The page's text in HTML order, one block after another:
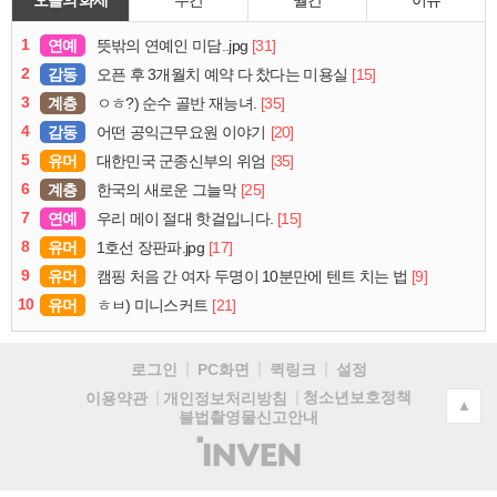
1 연예 뜻밖의 연예인 미담..jpg [31]
2
감동 오픈 후 3개월치 예약 다 찼다는 미용실 [15]
3
계층 ㅇㅎ?) 순수 골반 재능녀. [35]
4
감동 어떤 공익근무요원 이야기 [20]
5
유머 대한민국 군종신부의 위엄 [35]
6
계층 한국의 새로운 그늘막 [25]
7
연예 우리 메이 절대 핫걸입니다. [15]
8
유머 1호선 장판파.jpg [17]
9
유머 캠핑 처음 간 여자 두명이 10분만에 텐트 치는 법 [9]
10
유머 ㅎㅂ) 미니스커트 [21]
로그인 PC화면 퀵링크
설정
이용약관
개인정보처리방침
청소년보호정책
불법촬영물신고안내
(주)
인
▲